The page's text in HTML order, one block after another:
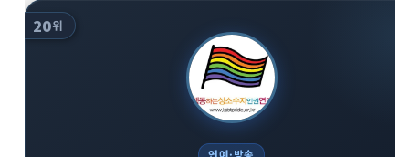
20위
연예·방송